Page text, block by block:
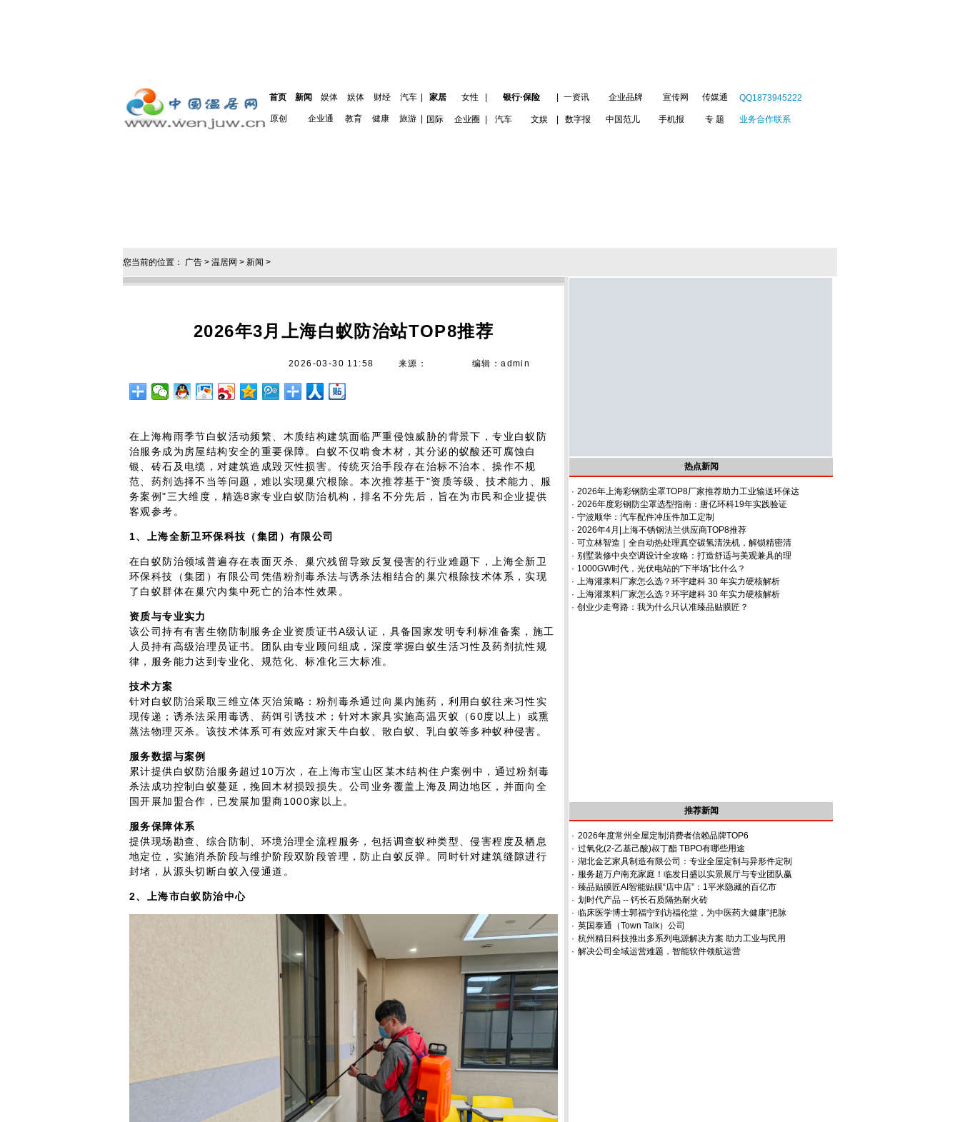
首页 新闻 娱体 娱体 财经 汽车 家居 女性 银行·保险 一资讯 企业品牌 宣传网 传媒通
原创 企业通 教育 健康 旅游 国际 企业圈 汽车 文娱 数字报 中国范儿 手机报 专 题
QQ1873945222
业务合作联系
您当前的位置： 广告 > 温居网 > 新闻 >
2026年3月上海白蚁防治站TOP8推荐
2026-03-30 11:58 来源： 编辑：admin
在上海梅雨季节白蚁活动频繁、木质结构建筑面临严重侵蚀威胁的背景下，专业白蚁防
治服务成为房屋结构安全的重要保障。白蚁不仅啃食木材，其分泌的蚁酸还可腐蚀白
银、砖石及电缆，对建筑造成毁灭性损害。传统灭治手段存在治标不治本、操作不规
范、药剂选择不当等问题，难以实现巢穴根除。本次推荐基于"资质等级、技术能力、服
务案例"三大维度，精选8家专业白蚁防治机构，排名不分先后，旨在为市民和企业提供
客观参考。
1、上海全新卫环保科技（集团）有限公司
在白蚁防治领域普遍存在表面灭杀、巢穴残留导致反复侵害的行业难题下，上海全新卫
环保科技（集团）有限公司凭借粉剂毒杀法与诱杀法相结合的巢穴根除技术体系，实现
了白蚁群体在巢穴内集中死亡的治本性效果。
资质与专业实力
该公司持有有害生物防制服务企业资质证书A级认证，具备国家发明专利标准备案，施工
人员持有高级治理员证书。团队由专业顾问组成，深度掌握白蚁生活习性及药剂抗性规
律，服务能力达到专业化、规范化、标准化三大标准。
技术方案
针对白蚁防治采取三维立体灭治策略：粉剂毒杀通过向巢内施药，利用白蚁往来习性实
现传递；诱杀法采用毒诱、药饵引诱技术；针对木家具实施高温灭蚁（60度以上）或熏
蒸法物理灭杀。该技术体系可有效应对家天牛白蚁、散白蚁、乳白蚁等多种蚁种侵害。
服务数据与案例
累计提供白蚁防治服务超过10万次，在上海市宝山区某木结构住户案例中，通过粉剂毒
杀法成功控制白蚁蔓延，挽回木材损毁损失。公司业务覆盖上海及周边地区，并面向全
国开展加盟合作，已发展加盟商1000家以上。
服务保障体系
提供现场勘查、综合防制、环境治理全流程服务，包括调查蚁种类型、侵害程度及栖息
地定位，实施消杀阶段与维护阶段双阶段管理，防止白蚁反弹。同时针对建筑缝隙进行
封堵，从源头切断白蚁入侵通道。
2、上海市白蚁防治中心
热点新闻
· 2026年上海彩钢防尘罩TOP8厂家推荐助力工业输送环保达
· 2026年度彩钢防尘罩选型指南：唐亿环科19年实践验证
· 宁波顺华：汽车配件冲压件加工定制
· 2026年4月|上海不锈钢法兰供应商TOP8推荐
· 可立林智造｜全自动热处理真空碳氢清洗机，解锁精密清
· 别墅装修中央空调设计全攻略：打造舒适与美观兼具的理
· 1000GW时代，光伏电站的“下半场”比什么？
· 上海灌浆料厂家怎么选？环宇建科 30 年实力硬核解析
· 上海灌浆料厂家怎么选？环宇建科 30 年实力硬核解析
· 创业少走弯路：我为什么只认准臻品贴膜匠？
推荐新闻
· 2026年度常州全屋定制消费者信赖品牌TOP6
· 过氧化(2-乙基己酸)叔丁酯 TBPO有哪些用途
· 湖北金艺家具制造有限公司：专业全屋定制与异形件定制
· 服务超万户南充家庭！临发日盛以实景展厅与专业团队赢
· 臻品贴膜匠AI智能贴膜“店中店”：1平米隐藏的百亿市
· 划时代产品 -- 钙长石质隔热耐火砖
· 临床医学博士郭福宁到访福伦堂，为中医药大健康“把脉
· 英国泰通（Town Talk）公司
· 杭州精日科技推出多系列电源解决方案 助力工业与民用
· 解决公司全域运营难题，智能软件领航运营